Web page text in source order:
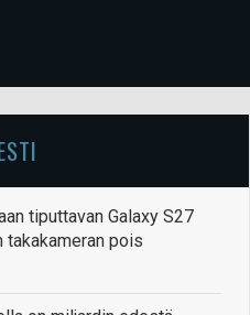
tiputtavan Galaxy S27
takakameran pois